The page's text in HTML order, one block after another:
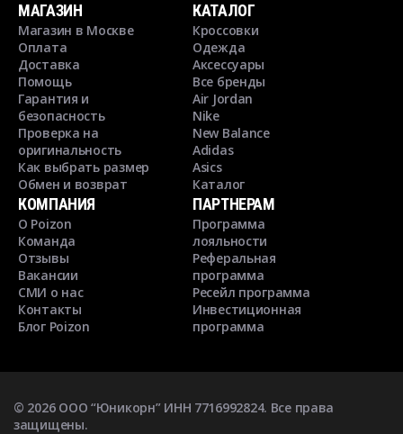
МАГАЗИН
Магазин в Москве
Оплата
Доставка
Помощь
Гарантия и
безопасность
Проверка на
оригинальность
Как выбрать размер
Обмен и возврат
КАТАЛОГ
Кроссовки
Одежда
Аксессуары
Все бренды
Air Jordan
Nike
New Balance
Adidas
Asics
Каталог
КОМПАНИЯ
О Poizon
Команда
Отзывы
Вакансии
СМИ о нас
Контакты
Блог Poizon
ПАРТНЕРАМ
Программа
лояльности
Реферальная
программа
Ресейл программа
Инвестиционная
программа
© 2026ООО “Юникорн” ИНН 7716992824. Все права
защищены.